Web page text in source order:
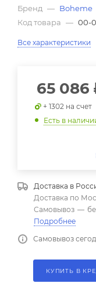
Бренд — Boheme
Код товара — 00-
Все характеристики
65 086
+ 1302 на счет
Есть в
Доставка в
Доставка по
Самовывоз —
Подробнее
Самовывоз
КУПИТЬ В